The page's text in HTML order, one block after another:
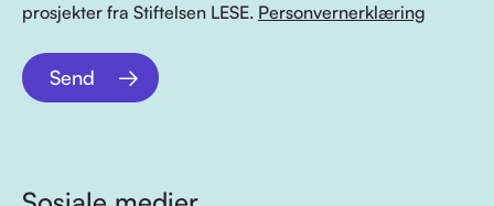
prosjekter fra Stiftelsen LESE. Personvernerklæring
Send